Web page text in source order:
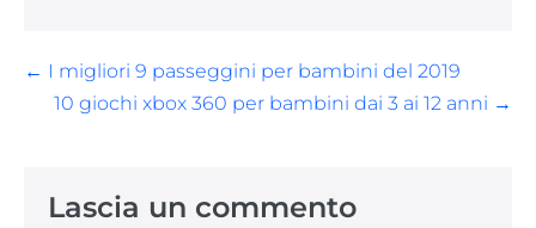
Navigazione
articoli
← I migliori 9 passeggini per bambini del 2019
10 giochi xbox 360 per bambini dai 3 ai 12 anni →
Lascia un commento